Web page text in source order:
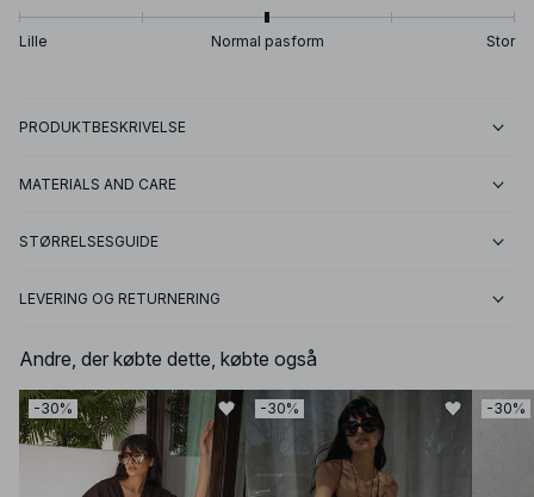
Lille Normal pasform Stor
PRODUKTBESKRIVELSE
MATERIALS AND CARE
STØRRELSESGUIDE
LEVERING OG RETURNERING
Andre, der købte dette, købte også
-30% -30% -30%